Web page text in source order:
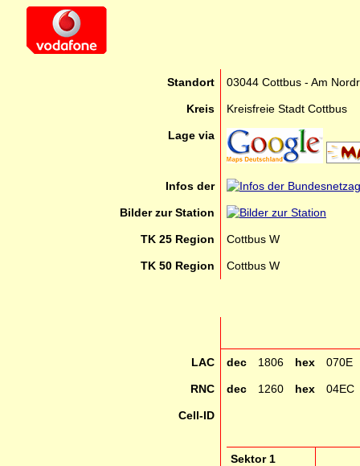
Standort 03044 Cottbus - Am
Kreis Kreisfreie Stadt Cottbus
Lage via
Infos der
Bilder zur Station
TK 25 Region Cottbus W
TK 50 Region Cottbus W
LAC dec 1806 hex 070E
RNC dec 1260 hex 04EC
Cell-ID
Sektor 1